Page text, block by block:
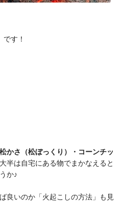
す！
かさ（松ぼっくり）・コーンチッ
半は自宅にある物でまかなえると
か♪
良いのか「火起こしの方法」も見